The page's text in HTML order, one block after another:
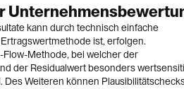
kann durch technisch einfache
ist, erfolgen.
Methode, bei welcher der
der Residualwert besonders
Weiteren können